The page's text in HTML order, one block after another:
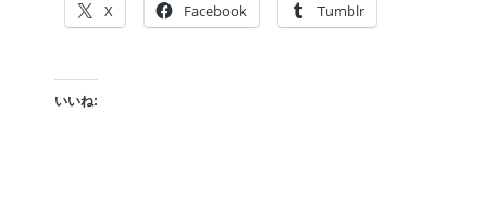
X Facebook Tumblr
いいね: